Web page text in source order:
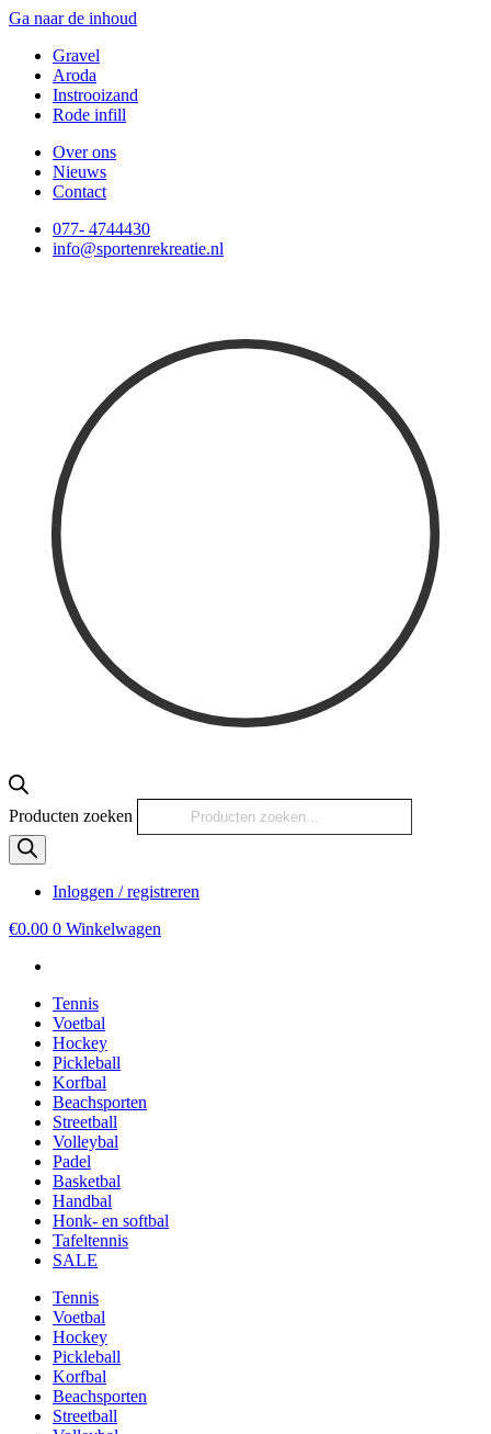
Ga naar de inhoud
Gravel
Aroda
Instrooizand
Rode infill
Over ons
Nieuws
Contact
077- 4744430
info@sportenrekreatie.nl
Producten zoeken
Inloggen / registreren
€0.00 0 Winkelwagen
Tennis
Voetbal
Hockey
Pickleball
Korfbal
Beachsporten
Streetball
Volleybal
Padel
Basketbal
Handbal
Honk- en softbal
Tafeltennis
SALE
Tennis
Voetbal
Hockey
Pickleball
Korfbal
Beachsporten
Streetball